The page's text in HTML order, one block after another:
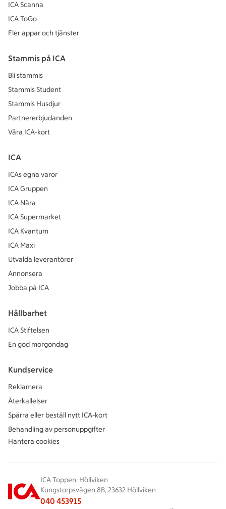
ICA Scanna
ICA ToGo
Fler appar och tjänster
Stammis på ICA
Bli stammis
Stammis Student
Stammis Husdjur
Partnererbjudanden
Våra ICA-kort
ICA
ICAs egna varor
ICA Gruppen
ICA Nära
ICA Supermarket
ICA Kvantum
ICA Maxi
Utvalda leverantörer
Annonsera
Jobba på ICA
Hållbarhet
ICA Stiftelsen
En god morgondag
Kundservice
Reklamera
Återkallelser
Spärra eller beställ nytt ICA-kort
Behandling av personuppgifter
Hantera cookies
ICA Toppen, Höllviken
Kungstorpsvägen 8B, 23632 Höllviken
040 453915